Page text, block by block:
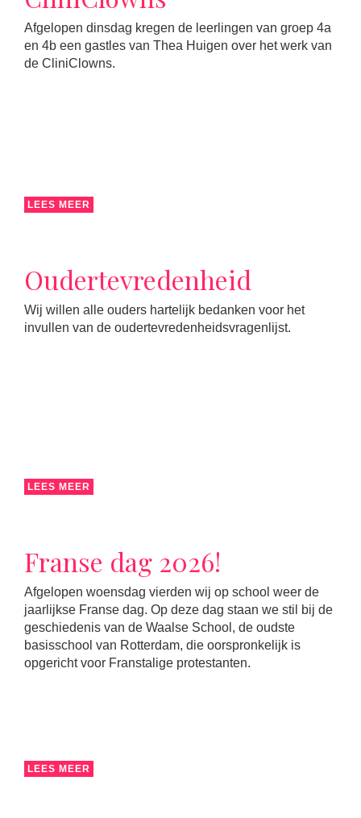
Afgelopen dinsdag kregen de leerlingen van groep 4a
en 4b een gastles van Thea Huigen over het werk van
de CliniClowns.
LEES MEER
Oudertevredenheid
Wij willen alle ouders hartelijk bedanken voor het
invullen van de oudertevredenheidsvragenlijst.
LEES MEER
Franse dag 2026!
Afgelopen woensdag vierden wij op school weer de
jaarlijkse Franse dag. Op deze dag staan we stil bij de
geschiedenis van de Waalse School, de oudste
basisschool van Rotterdam, die oorspronkelijk is
opgericht voor Franstalige protestanten.
LEES MEER